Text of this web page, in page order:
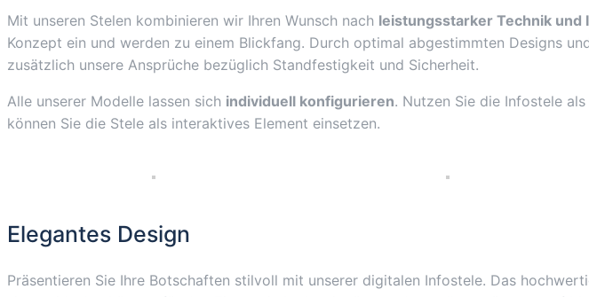
Mit unseren Stelen kombinieren wir Ihren Wunsch nach leistungsstarker Technik und
Konzept ein und werden zu einem Blickfang. Durch optimal abgestimmten Designs
zusätzlich unsere Ansprüche bezüglich Standfestigkeit und Sicherheit.
Alle unserer Modelle lassen sich individuell konfigurieren. Nutzen Sie die Infostele
können Sie die Stele als interaktives Element einsetzen.
Elegantes Design
Präsentieren Sie Ihre Botschaften stilvoll mit unserer digitalen Infostele. Das